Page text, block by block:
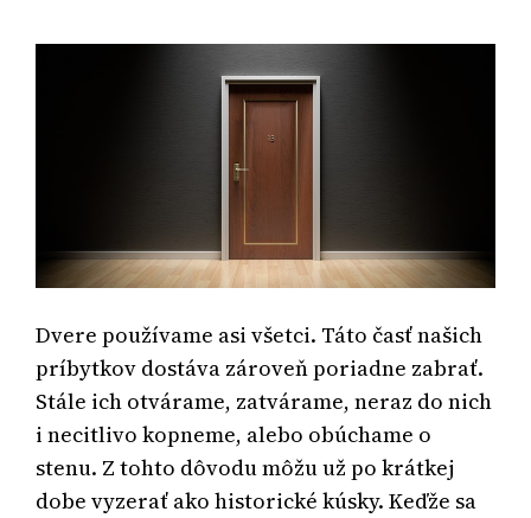
Dvere používame asi všetci. Táto časť našich
príbytkov dostáva zároveň poriadne zabrať.
Stále ich otvárame, zatvárame, neraz do nich
i necitlivo kopneme, alebo obúchame o
stenu. Z tohto dôvodu môžu už po krátkej
dobe vyzerať ako historické kúsky. Keďže sa